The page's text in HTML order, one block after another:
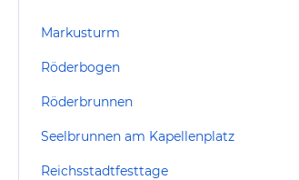
Markusturm
Röderbogen
Röderbrunnen
Seelbrunnen am Kapellenplatz
Reichsstadtfesttage